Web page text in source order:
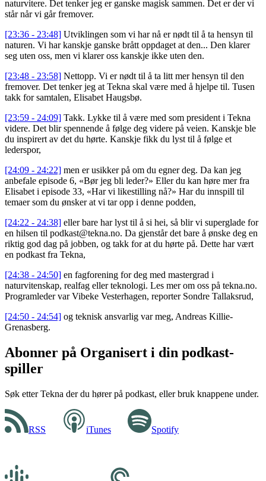
naturvitere. Det tenker jeg er ganske magisk sammen. Det er der vi
står når vi går fremover.
[23:36 - 23:48] Utviklingen som vi har nå er nødt til å ta hensyn til
naturen. Vi har kanskje ganske brått oppdaget at den... Den klarer
seg uten oss, men vi klarer oss kanskje ikke uten den.
[23:48 - 23:58] Nettopp. Vi er nødt til å ta litt mer hensyn til den
fremover. Det tenker jeg at Tekna skal være med å hjelpe til. Tusen
takk for samtalen, Elisabet Haugsbø.
[23:59 - 24:09] Takk. Lykke til å være med som president i Tekna
videre. Det blir spennende å følge deg videre på veien. Kanskje ble
du inspirert av det du hørte. Kanskje fikk du lyst til å følge et
lederspor,
[24:09 - 24:22] men er usikker på om du egner deg. Da kan jeg
anbefale episode 6, «Bør jeg bli leder?» Eller du kan høre mer fra
Elisabet i episode 33, «Har vi likestilling nå?» Har du innspill til
temaer som du ønsker at vi tar opp i denne podden,
[24:22 - 24:38] eller bare har lyst til å si hei, så blir vi superglade for
en hilsen til podkast@tekna.no. Da gjenstår det bare å ønske deg en
riktig god dag på jobben, og takk for at du hørte på. Dette har vært
en podkast fra Tekna,
[24:38 - 24:50] en fagforening for deg med mastergrad i
naturvitenskap, realfag eller teknologi. Les mer om oss på tekna.no.
Programleder var Vibeke Vesterhagen, reporter Sondre Tallaksrud,
[24:50 - 24:54] og teknisk ansvarlig var meg, Andreas Killie-
Grenasberg.
Abonner på Organisert i din podkast-
spiller
Søk etter Tekna der du hører på podkast, eller bruk knappene under.
RSS iTunes Spotify